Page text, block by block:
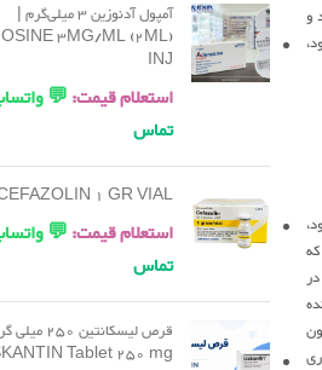
و
آمپول آدنوزین 3 میلی‌گرم |
3MG/ML (2ML)
INJ
استعلام قیمت:💬
تماس
1 GR VIAL
استعلام قیمت:💬
تماس
قرص لیسکانتین 250
Tablet 250 mg